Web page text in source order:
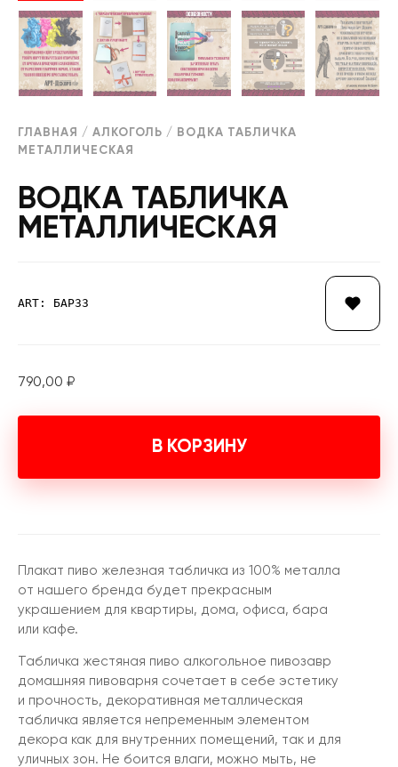
ГЛАВНАЯ / АЛКОГОЛЬ / ВОДКА ТАБЛИЧКА
МЕТАЛЛИЧЕСКАЯ
ВОДКА ТАБЛИЧКА
МЕТАЛЛИЧЕСКАЯ
ART: БАР33
790,00 ₽
В КОРЗИНУ
Плакат пиво железная табличка из 100% металла
от нашего бренда будет прекрасным
украшением для квартиры, дома, офиса, бара
или кафе.
Табличка жестяная пиво алкогольное пивозавр
домашняя пивоварня сочетает в себе эстетику
и прочность, декоративная металлическая
табличка является непременным элементом
декора как для внутренних помещений, так и для
уличных зон. Не боится влаги, можно мыть, не